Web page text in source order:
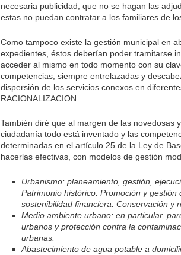
necesaria publicidad, que no se hagan las
estas no puedan contratar a los familiares de
Como tampoco existe la gestión municipal en
expedientes, éstos deberían poder tramitarse
acceder al mismo en todo momento con su
competencias, siempre entrelazadas y
dispersión de los servicios conexos en
RACIONALIZACION.
También diré que al margen de las novedosas
ciudadanía todo está inventado y las
determinadas en el artículo 25 de la Ley de
hacerlas efectivas, con modelos de gestión
Urbanismo: planeamiento, gestión,
Patrimonio histórico. Promoción y
sostenibilidad financiera. Conservación y
Medio ambiente urbano: en particular,
urbanos y protección contra la
urbanas.
Abastecimiento de agua potable a